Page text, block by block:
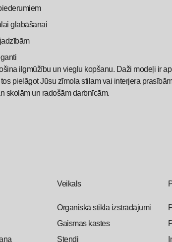
glabāšanai
ilgmūžību un vieglu kopšanu. Daži modeļi ir
pielāgot Jūsu zīmola stilam vai interjera
skolām un radošām darbnīcām.
Veikals
Organiskā stikla izstrādājumi
Gaismas kastes
Stendi